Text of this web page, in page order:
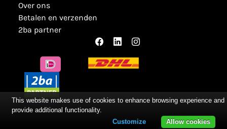
over ons
betalen en verzenden
2ba partner
This website makes use of cookies to enhance browsing experience and
provide additional functionality.
Allow cookies
Customize